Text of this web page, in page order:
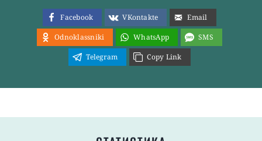
Facebook VKontakte
Email
Odnoklassniki
WhatsApp
SMS
Telegram
Copy Link